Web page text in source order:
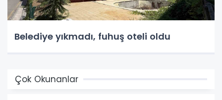
Belediye yıkmadı, fuhuş oteli oldu
Çok Okunanlar